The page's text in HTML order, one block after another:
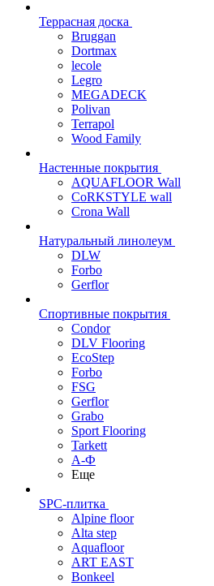
Террасная доска
Bruggan
Dortmax
lecole
Legro
MEGADECK
Polivan
Terrapol
Wood Family
Настенные покрытия
AQUAFLOOR Wall
CoRKSTYLE wall
Crona Wall
Натуральный линолеум
DLW
Forbo
Gerflor
Спортивные покрытия
Condor
DLV Flooring
EcoStep
Forbo
FSG
Gerflor
Grabo
Sport Flooring
Tarkett
А-Ф
Еще
SPC-плитка
Alpine floor
Alta step
Aquafloor
ART EAST
Bonkeel